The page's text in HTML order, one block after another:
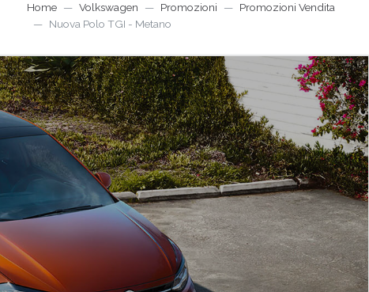
Home Volkswagen Promozioni
Promozioni Vendita
Nuova Polo TGI - Metano